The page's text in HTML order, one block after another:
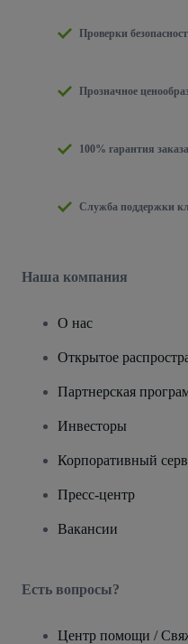
Проверки
Прозначное
100% гарантия заказа
Служба поддержки
Наша компания
О нас
Открытое
Партнерская
Инвесторы
Корпоративный
Пресс-центр
Вакансии
Есть вопросы?
Центр помощи /